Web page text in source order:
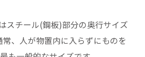
スチール(鋼板)部分の奥行サイズ
、人が物置内に入らずにものを